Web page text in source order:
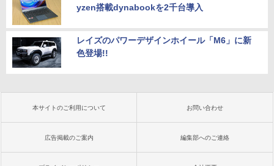
yzen搭載dynabookを2千台導入
レイズのパワーデザインホイール「M6」に新
色登場!!
本サイトのご利用について お問い合わせ
広告掲載のご案内 編集部へのご連絡